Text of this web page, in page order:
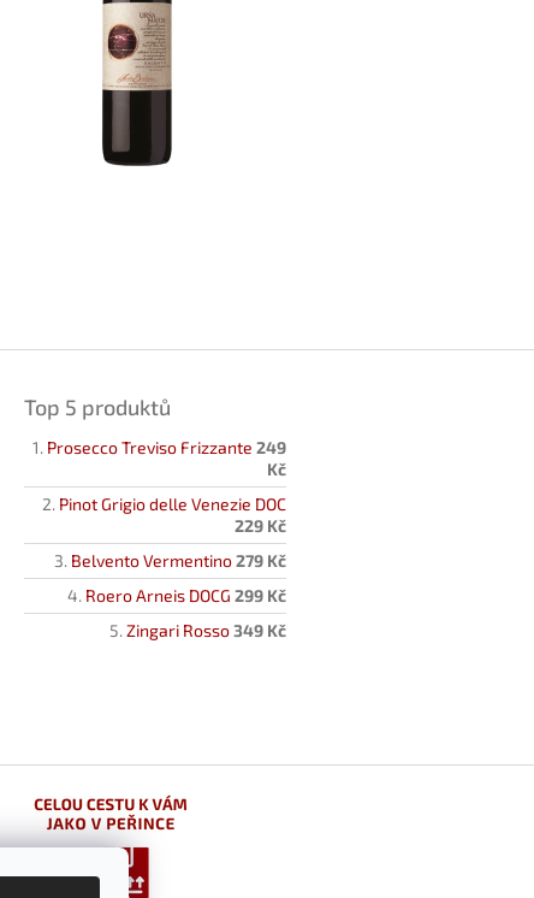
Top 5 produktů
Prosecco Treviso Frizzante 249
Kč
Pinot Grigio delle Venezie DOC
229 Kč
Belvento Vermentino279 Kč
Roero Arneis DOCG 299 Kč
Zingari Rosso349 Kč